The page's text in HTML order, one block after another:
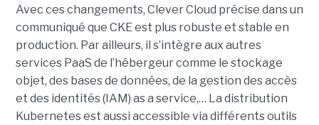
Avec ces changements, Clever Cloud précise dans un
communiqué que CKE est plus robuste et stable en
production. Par ailleurs, il s’intègre aux autres
services PaaS de l’hébergeur comme le stockage
objet, des bases de données, de la gestion des accès
et des identités (IAM) as a service,… La distribution
Kubernetes est aussi accessible via différents outils